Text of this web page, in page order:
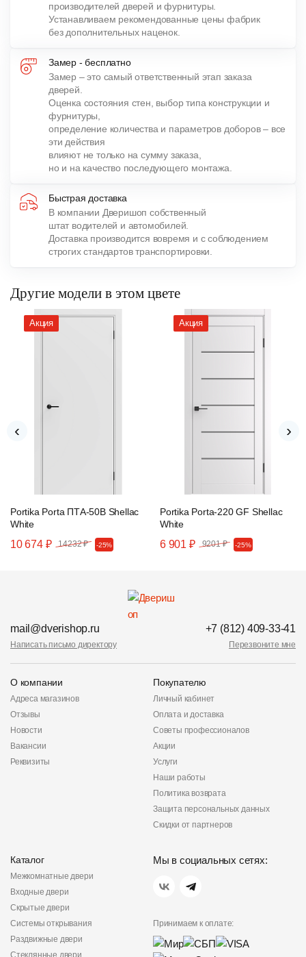
производителей дверей и фурнитуры.
Устанавливаем рекомендованные цены фабрик
без дополнительных наценок.
Замер - бесплатно
Замер – это самый ответственный этап заказа
дверей.
Оценка состояния стен, выбор типа конструкции и
фурнитуры,
определение количества и параметров доборов – все
эти действия
влияют не только на сумму заказа,
но и на качество последующего монтажа.
Быстрая доставка
В компании Дверишоп собственный
штат водителей и автомобилей.
Доставка производится вовремя и с соблюдением
строгих стандартов транспортировки.
Другие модели в этом цвете
Акция
Portika Porta ПТА-50B Shellac
White
10 674 ₽ 14232 ₽ -25%
Акция
Portika Porta-220 GF Shellac
White
6 901 ₽ 9201 ₽ -25%
‹ ›
mail@dverishop.ru
Написать письмо директору
+7 (812) 409-33-41
Перезвоните мне
О компании
Адреса магазинов
Отзывы
Новости
Вакансии
Реквизиты
Покупателю
Личный кабинет
Оплата и доставка
Советы профессионалов
Акции
Услуги
Наши работы
Политика возврата
Защита персональных данных
Скидки от партнеров
Каталог
Межкомнатные двери
Входные двери
Скрытые двери
Системы открывания
Раздвижные двери
Мы в социальных сетях:
Принимаем к оплате: